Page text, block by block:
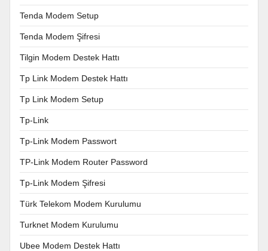
Tenda Modem Setup
Tenda Modem Şifresi
Tilgin Modem Destek Hattı
Tp Link Modem Destek Hattı
Tp Link Modem Setup
Tp-Link
Tp-Link Modem Passwort
TP-Link Modem Router Password
Tp-Link Modem Şifresi
Türk Telekom Modem Kurulumu
Turknet Modem Kurulumu
Ubee Modem Destek Hattı